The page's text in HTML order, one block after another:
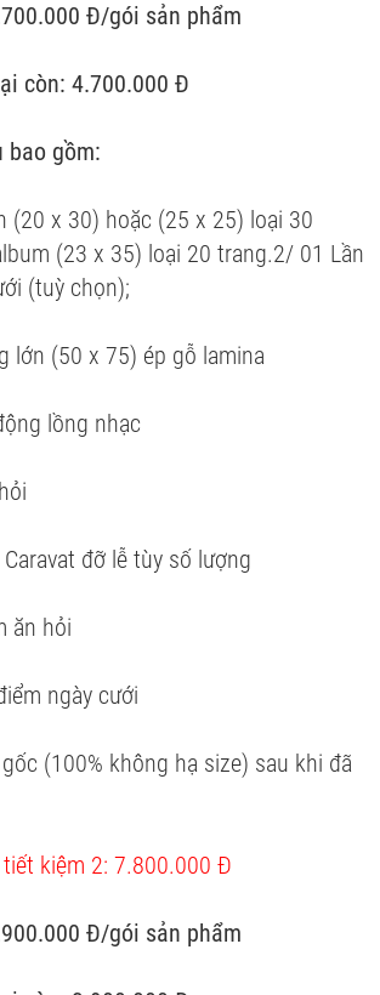
Đ/gói sản phẩm
còn: 4.700.000 Đ
bao gồm:
(20 x 30) hoặc (25 x 25) loại 30
(23 x 35) loại 20 trang.2/ 01 Lần
(tuỳ chọn);
lớn (50 x 75) ép gỗ lamina
lồng nhạc
đỡ lễ tùy số lượng
ăn hỏi
ngày cưới
(100% không hạ size) sau khi đã
kiệm 2: 7.800.000 Đ
Đ/gói sản phẩm